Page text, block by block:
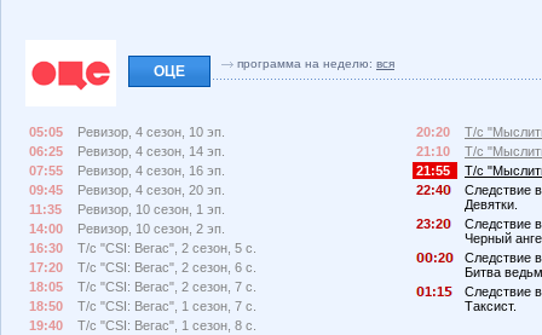
ОЦЕ программа на неделю: вся
05:05
Ревизор, 4 сезон, 10 эп.
06:25
Ревизор, 4 сезон, 14 эп.
07:55
Ревизор, 4 сезон, 16 эп.
09:45
Ревизор, 4 сезон, 20 эп.
11:35
Ревизор, 10 сезон, 1 эп.
14:00
Ревизор, 10 сезон, 2 эп.
16:30
Т/с "CSI: Вегас", 2 сезон, 5 с.
17:20
Т/с "CSI: Вегас", 2 сезон, 6 с.
18:05
Т/с "CSI: Вегас", 2 сезон, 7 с.
18:50
Т/с "CSI: Вегас", 1 сезон, 7 с.
19:40
Т/с "CSI: Вегас", 1 сезон, 8 с.
20:20
Т/с
21:10
Т/с
21:55
Т/с
22:4
Следствие
Девятки.
23:2
Следствие
Черный
:2
Следствие
Битва
1:1
Следствие
Таксист.